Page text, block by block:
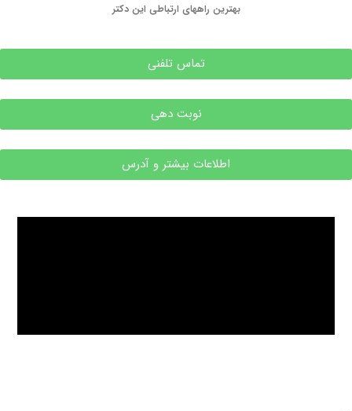
بهترین راههای ارتباطی این دکتر
تماس تلفنی
نوبت دهی
اطلاعات بیشتر و آدرس